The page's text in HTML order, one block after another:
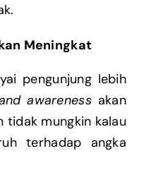
Meningkat
pengunjung lebih
awareness akan
tidak mungkin kalau
terhadap angka